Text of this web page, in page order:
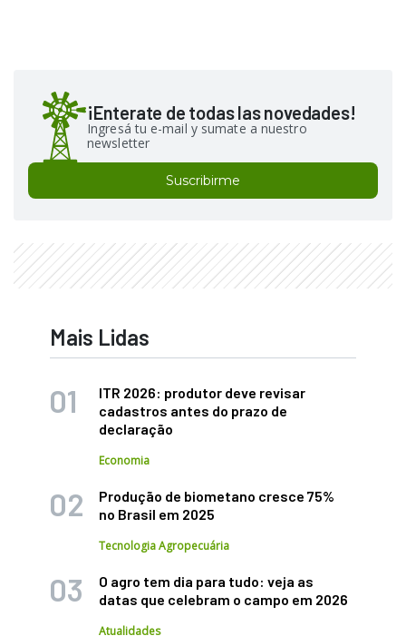
¡Enterate de todas las novedades!
Ingresá tu e-mail y sumate a nuestro
newsletter
Suscribirme
Mais Lidas
ITR 2026: produtor deve revisar
cadastros antes do prazo de
declaração
Economia
Produção de biometano cresce 75%
no Brasil em 2025
Tecnologia Agropecuária
O agro tem dia para tudo: veja as
datas que celebram o campo em 2026
Atualidades